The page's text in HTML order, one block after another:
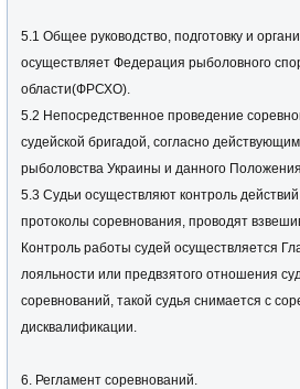
5.1 Общее руководство, подготовку и
осуществляет Федерация рыболовного
области(ФРСХО).
5.2 Непосредственное проведение
судейской бригадой, согласно
рыболовства Украины и данного
5.3 Судьи осуществляют контроль действий
протоколы соревнования, проводят
Контроль работы судей осуществляется
лояльности или предвзятого отношения
соревнований, такой судья снимается с
дисквалификации.
6. Регламент соревнований.